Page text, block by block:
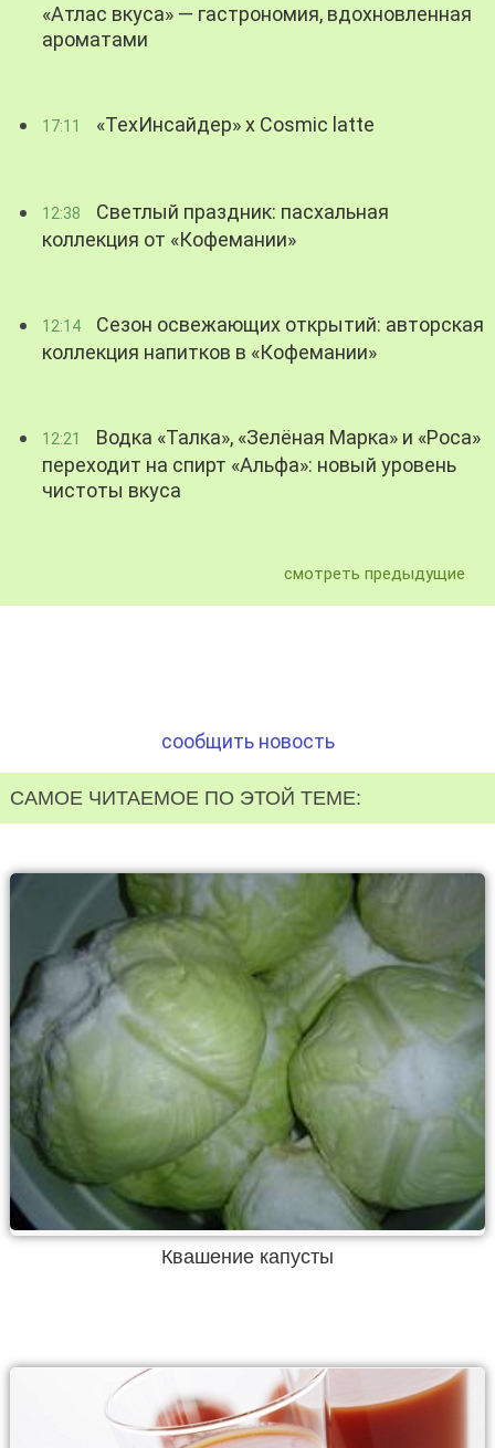
«Атлас вкуса» — гастрономия, вдохновленная
ароматами
17:11 «ТехИнсайдер» х Cosmic latte
12:38
Светлый праздник: пасхальная
коллекция от «Кофемании»
12:14
Сезон освежающих открытий: авторская
коллекция напитков в «Кофемании»
12:21
Водка «Талка», «Зелёная Марка» и «Роса»
переходит на спирт «Альфа»: новый уровень
чистоты вкуса
смотреть предыдущие
сообщить новость
САМОЕ ЧИТАЕМОЕ ПО ЭТОЙ ТЕМЕ:
Квашение капусты